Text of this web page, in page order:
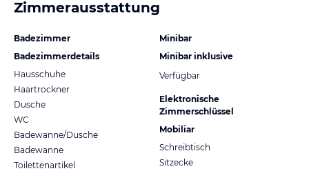
Zimmerausstattung
Badezimmer
Badezimmerdetails
Hausschuhe
Haartrockner
Dusche
WC
Badewanne/Dusche
Badewanne
Toilettenartikel
Minibar
Minibar inklusive
Verfügbar
Elektronische
Zimmerschlüssel
Mobiliar
Schreibtisch
Sitzecke